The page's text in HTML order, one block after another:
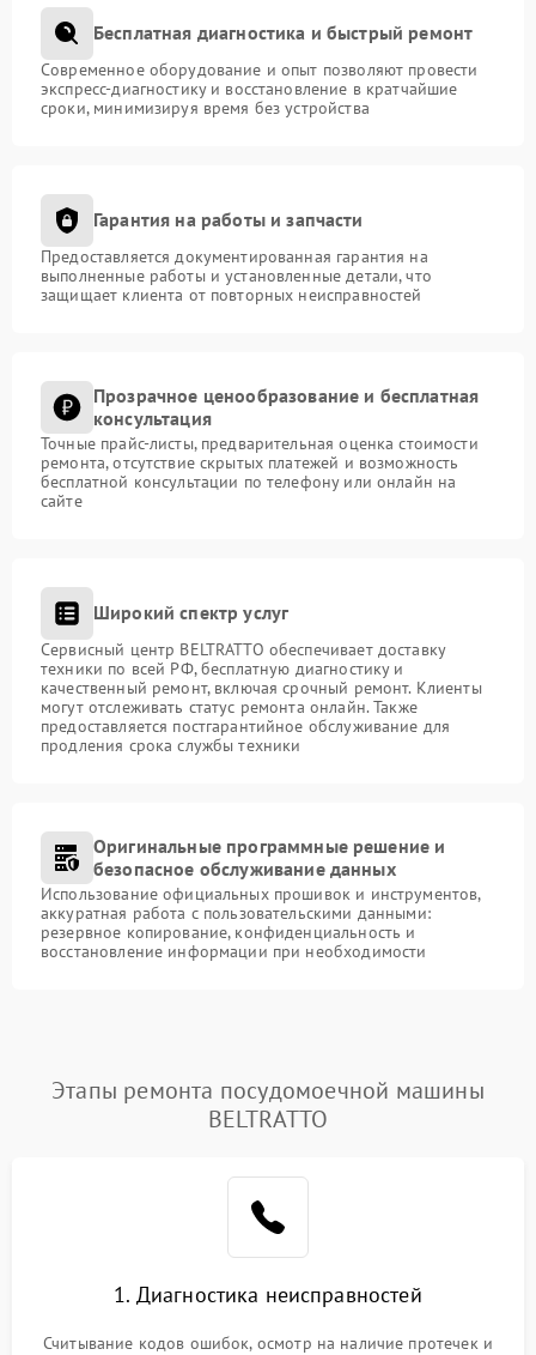
Бесплатная диагностика и быстрый ремонт
Современное оборудование и опыт позволяют провести
экспресс-диагностику и восстановление в кратчайшие
сроки, минимизируя время без устройства
Гарантия на работы и запчасти
Предоставляется документированная гарантия на
выполненные работы и установленные детали, что
защищает клиента от повторных неисправностей
Прозрачное ценообразование и бесплатная
консультация
Точные прайс-листы, предварительная оценка стоимости
ремонта, отсутствие скрытых платежей и возможность
бесплатной консультации по телефону или онлайн на
сайте
Широкий спектр услуг
Сервисный центр BELTRATTO обеспечивает доставку
техники по всей РФ, бесплатную диагностику и
качественный ремонт, включая срочный ремонт. Клиенты
могут отслеживать статус ремонта онлайн. Также
предоставляется постгарантийное обслуживание для
продления срока службы техники
Оригинальные программные решение и
безопасное обслуживание данных
Использование официальных прошивок и инструментов,
аккуратная работа с пользовательскими данными:
резервное копирование, конфиденциальность и
восстановление информации при необходимости
Этапы ремонта посудомоечной машины
BELTRATTO
1. Диагностика неисправностей
Считывание кодов ошибок, осмотр на наличие протечек и